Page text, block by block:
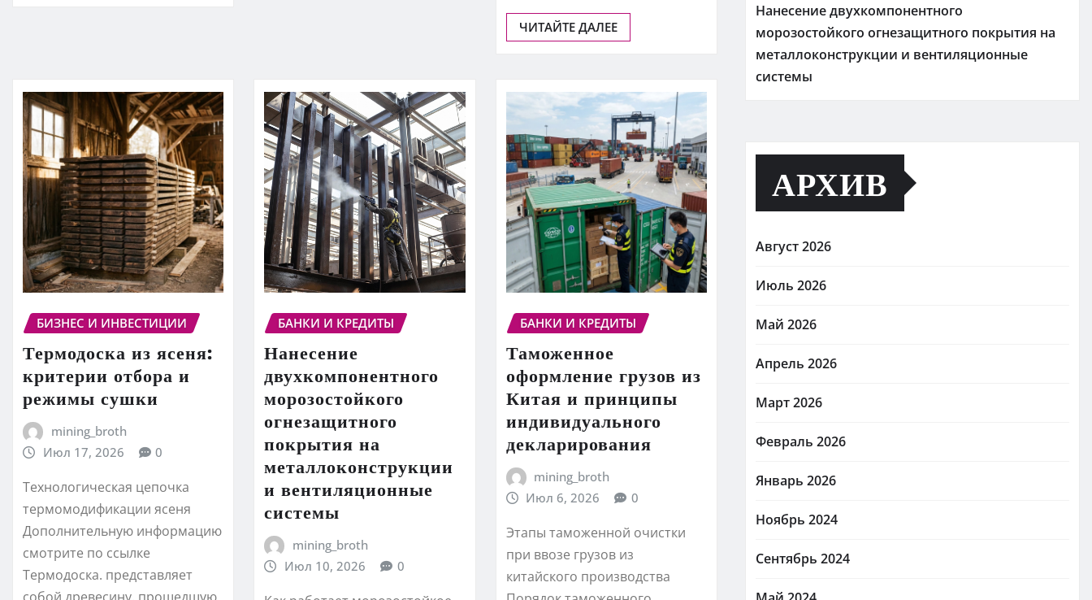
ЧИТАЙТЕ ДАЛЕЕ
БИЗНЕС И ИНВЕСТИЦИИ
Термодоска из ясеня:
критерии отбора и
режимы сушки
mining_broth
Июл 17, 2026
0
Технологическая цепочка
термомодификации ясеня
Дополнительную информацию
смотрите по ссылке
Термодоска. представляет
БАНКИ И КРЕДИТЫ
Нанесение
двухкомпонентного
морозостойкого
огнезащитного
покрытия на
металлоконструкции
и вентиляционные
системы
mining_broth
Июл 10, 2026
0
БАНКИ И КРЕДИТЫ
Таможенное
оформление грузов из
Китая и принципы
индивидуального
декларирования
mining_broth
Июл 6, 2026
0
Этапы таможенной очистки
при ввозе грузов из
китайского производства
Нанесение двухкомпонентного
морозостойкого огнезащитного покрытия на
металлоконструкции и вентиляционные
системы
АРХИВ
Август 2026
Июль 2026
Май 2026
Апрель 2026
Март 2026
Февраль 2026
Январь 2026
Ноябрь 2024
Сентябрь 2024